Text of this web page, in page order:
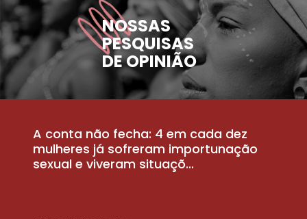
NOSSAS
PESQUISAS
DE OPINIÃO
A conta não fecha: 4 em cada dez
mulheres já sofreram importunação
sexual e viveram situaçõ...